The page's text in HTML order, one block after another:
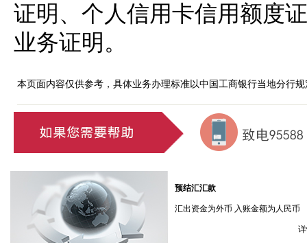
证明、个人信用卡信用额度
业务证明。
本页面内容仅供参考，具体业务办理标准以中国工商银行当地分行
预结汇汇款
汇出资金为外币 入账金额为人民币